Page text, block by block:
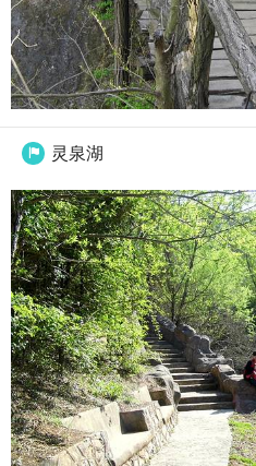
 灵泉湖